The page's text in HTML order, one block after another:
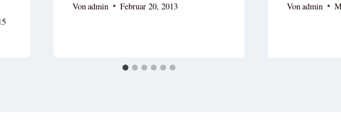
Vonadmin Februar 20, 2013 Vonadmin